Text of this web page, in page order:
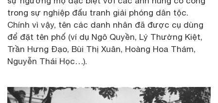
trong sự nghiệp đấu tranh giải phóng dân tộc.
Chính vì vậy, tên các danh nhân đã được cụ dùng
để đặt tên phố (ví dụ Ngô Quyền, Lý Thường Kiệt,
Trần Hưng Đạo, Bùi Thị Xuân, Hoàng Hoa Thám,
Nguyễn Thái Học…).